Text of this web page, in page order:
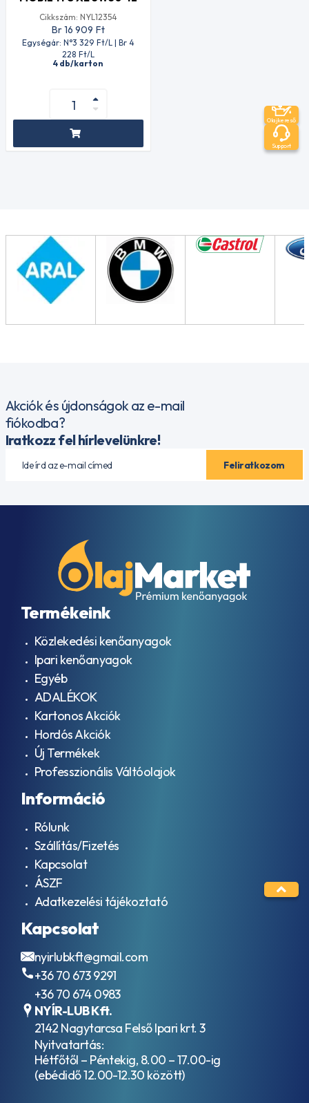
Cikkszám: NYL12354
Br 16 909 Ft
Egységár: N°3 329 Ft/L | Br 4
228 Ft/L
4 db/karton
Akciók és újdonságok az e-mail
fiókodba?
Iratkozz fel hírlevelünkre!
Termékeink
Közlekedési kenőanyagok
Ipari kenőanyagok
Egyéb
ADALÉKOK
Kartonos Akciók
Hordós Akciók
Új Termékek
Professzionális Váltóolajok
Információ
Rólunk
Szállítás/Fizetés
Kapcsolat
ÁSZF
Adatkezelési tájékoztató
Kapcsolat
nyirlubkft@gmail.com
+36 70 673 9291
+36 70 674 0983
NYÍR-LUB Kft.
2142 Nagytarcsa Felső Ipari krt. 3
Nyitvatartás:
Hétfőtől – Péntekig, 8.00 – 17.00-ig
(ebédidő 12.00-12.30 között)
Olajkereső
Support